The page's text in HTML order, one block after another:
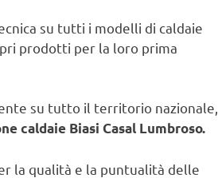
su tutti i modelli di caldaie
prodotti per la loro prima
su tutto il territorio nazionale,
caldaie Biasi Casal Lumbroso.
la qualità e la puntualità delle